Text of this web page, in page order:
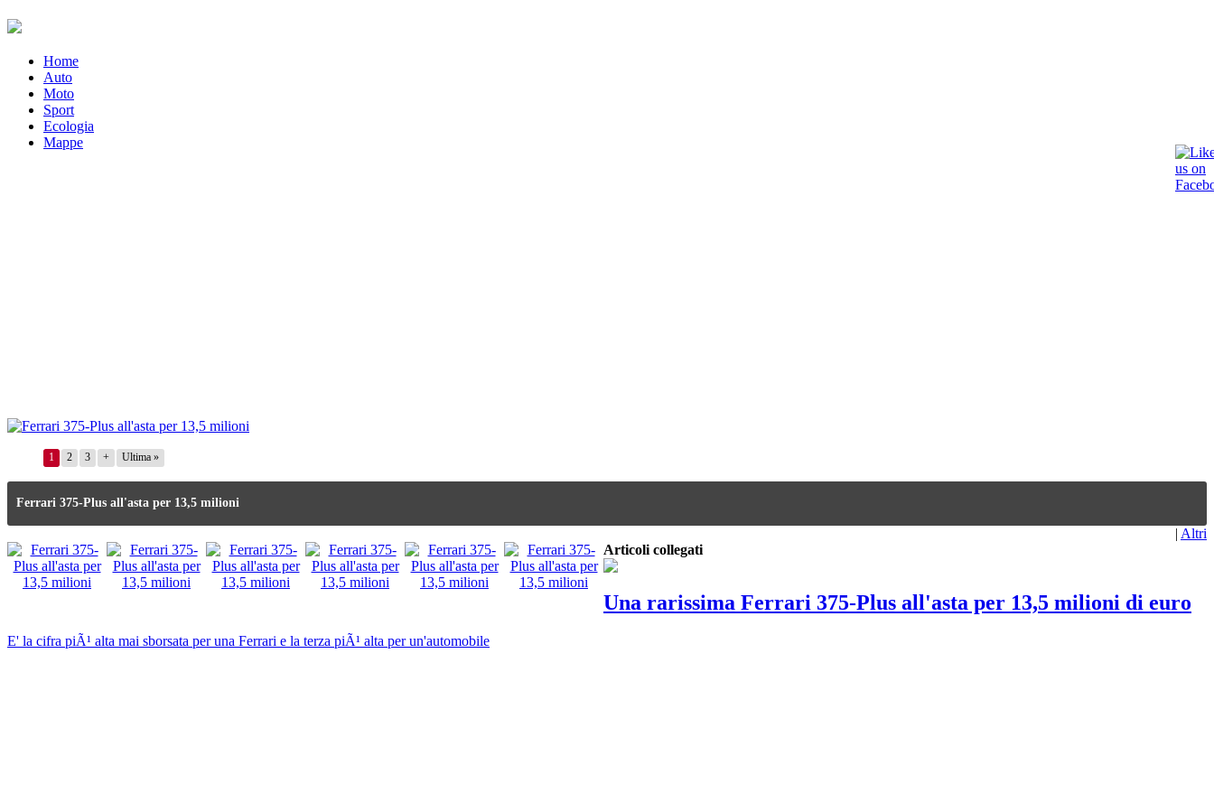
Home
Auto
Moto
Sport
Ecologia
Mappe
1 2 3 + Ultima »
Ferrari 375-Plus all'asta per 13,5 milioni
| Altri
Articoli collegati
Una rarissima Ferrari 375-Plus all'asta per 13,5 milioni di euro
E' la cifra piÃ¹ alta mai sborsata per una Ferrari e la terza piÃ¹ alta per un'automobile